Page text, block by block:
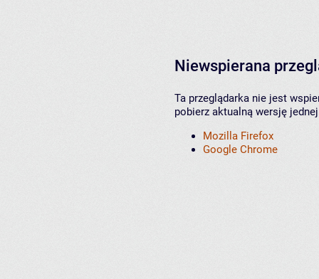
Niewspierana
Ta przeglądarka nie jest
pobierz aktualną wersję
Mozilla Firefox
Google Chrome